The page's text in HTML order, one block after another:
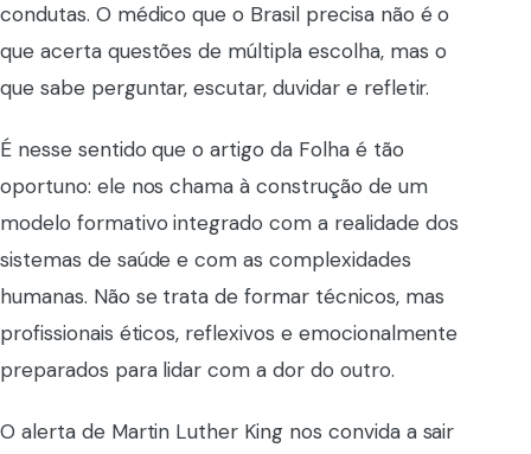
condutas. O médico que o Brasil precisa não é o
que acerta questões de múltipla escolha, mas o
que sabe perguntar, escutar, duvidar e refletir.
É nesse sentido que o artigo da Folha é tão
oportuno: ele nos chama à construção de um
modelo formativo integrado com a realidade dos
sistemas de saúde e com as complexidades
humanas. Não se trata de formar técnicos, mas
profissionais éticos, reflexivos e emocionalmente
preparados para lidar com a dor do outro.
O alerta de Martin Luther King nos convida a sair